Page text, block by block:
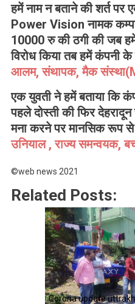
हमें नाम न बताने की शर्त पर
Power Vision नामक
10000 रु की ठगी की जब
विरोध किया तब हमें कंपनी
आलम, संथापक, मैक
एक युवती ने हमें बताया कि
पहले दोस्ती की फिर
मना करने पर मानसिक रूप
उनियाल , राज्य समन्वयक,
©web news 2021
Related Posts:
Corona update